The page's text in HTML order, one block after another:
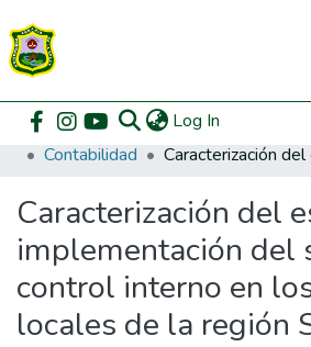
Log In
Communities & Collections
All of DSpace
DSpace Statistics
Home Pregrado
Facultad de
Contabilidad
Caracterización del
implementación del
control interno en
locales de la región